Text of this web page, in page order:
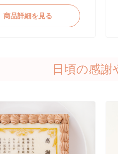
品詳細を見る
日頃の感